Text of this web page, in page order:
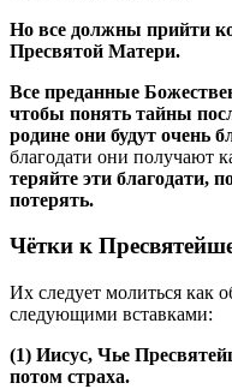
Но все должны прийти
Пресвятой Матери.
Все преданные
чтобы понять тайны
родине они будут очень
благодати они получают
теряйте эти благодати,
потерять.
Чётки к
Их следует молиться как
следующими вставками:
(1) Иисус, Чье
потом страха.